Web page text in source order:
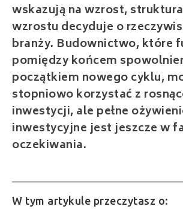
wskazują na wzrost,
wzrostu decyduje o
branży. Budownictwo, które
pomiędzy końcem
początkiem nowego cyklu,
stopniowo korzystać z
inwestycji, ale pełne
inwestycyjne jest jeszcze w
oczekiwania.
W tym artykule przeczytasz o: